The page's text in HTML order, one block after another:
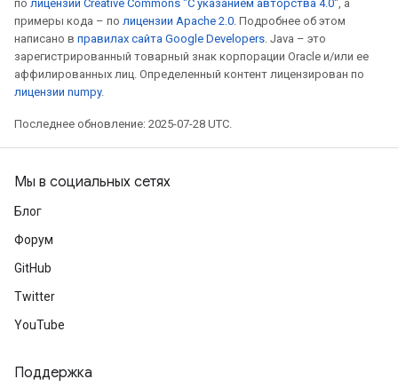
по лицензии Creative Commons "С указанием авторства 4.0", а
примеры кода – по лицензии Apache 2.0. Подробнее об этом
написано в правилах сайта Google Developers. Java – это
зарегистрированный товарный знак корпорации Oracle и/или ее
аффилированных лиц. Определенный контент лицензирован по
лицензии numpy.
Последнее обновление: 2025-07-28 UTC.
Мы в социальных сетях
Блог
Форум
GitHub
Twitter
YouTube
Поддержка